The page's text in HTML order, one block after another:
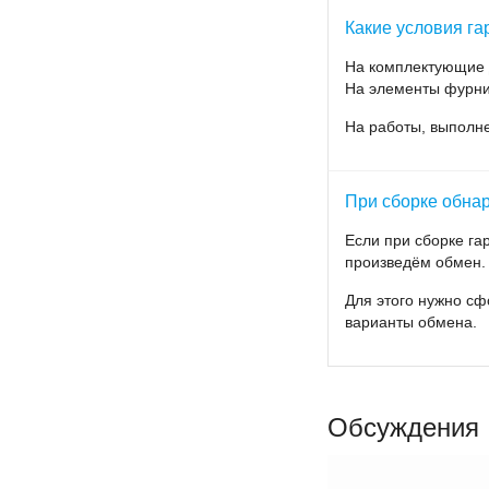
потребителей.
интервал 16 лет.
При помощи порта
в данный момент
между главными
Советы по
Устанавливается в
температуре +35°С
Модификации
Какие условия
На комплектующие
На элементы
На работы,
При сборке
Если при сборке
произведём обмен.
Для этого нужно
варианты обмена.
Обсуждения